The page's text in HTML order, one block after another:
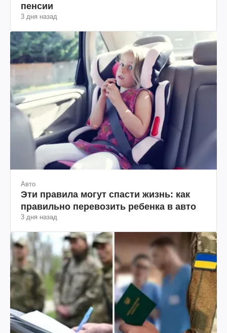
пенсии
3 дня назад
Авто
Эти правила могут спасти жизнь: как
правильно перевозить ребенка в авто
3 дня назад